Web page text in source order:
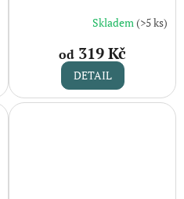
Skladem(>5 ks)
od 319 Kč
DETAIL